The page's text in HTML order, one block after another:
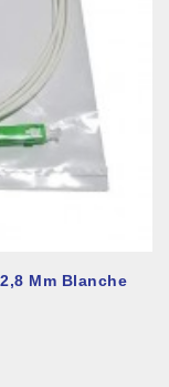
Mm Blanche